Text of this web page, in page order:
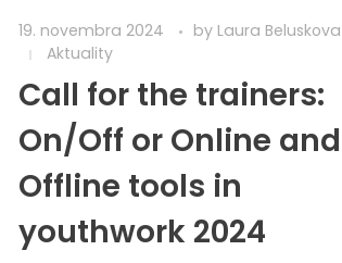
19. novembra 2024 by Laura Beluskova
Aktuality
Call for the trainers:
On/Off or Online and
Offline tools in
youthwork 2024